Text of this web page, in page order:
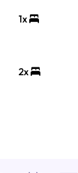
1x
2x